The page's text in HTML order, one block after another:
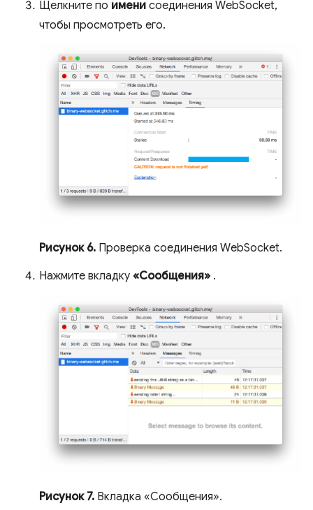
Щелкните по имени соединения WebSocket,
чтобы просмотреть его.
Рисунок 6. Проверка соединения WebSocket.
Нажмите вкладку «Сообщения» .
Рисунок 7. Вкладка «Сообщения».